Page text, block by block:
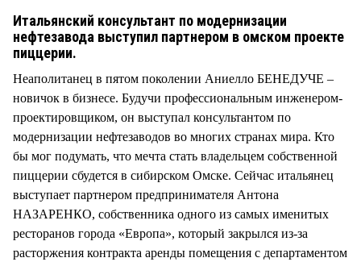
Итальянский консультант по модернизации
нефтезавода выступил партнером в омском проекте
пиццерии.
Неаполитанец в пятом поколении Аниелло БЕНЕДУЧЕ –
новичок в бизнесе. Будучи профессиональным инженером-
проектировщиком, он выступал консультантом по
модернизации нефтезаводов во многих странах мира. Кто
бы мог подумать, что мечта стать владельцем собственной
пиццерии сбудется в сибирском Омске. Сейчас итальянец
выступает партнером предпринимателя Антона
НАЗАРЕНКО, собственника одного из самых именитых
ресторанов города «Европа», который закрылся из-за
расторжения контракта аренды помещения с департаментом